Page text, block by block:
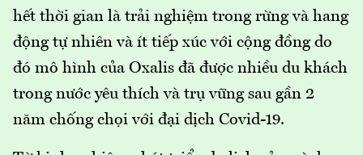
hết thời gian là trải nghiệm trong rừng và hang
động tự nhiên và ít tiếp xúc với cộng đồng do
đó mô hình của Oxalis đã được nhiều du khách
trong nước yêu thích và trụ vững sau gần 2
năm chống chọi với đại dịch Covid-19.